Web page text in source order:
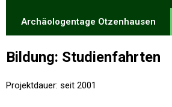
Archäologentage Otzenhausen
Bildung: Studienfahrten
Projektdauer: seit 2001